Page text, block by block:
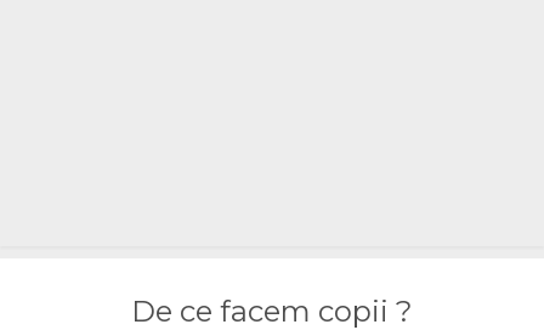
De ce facem copii ?